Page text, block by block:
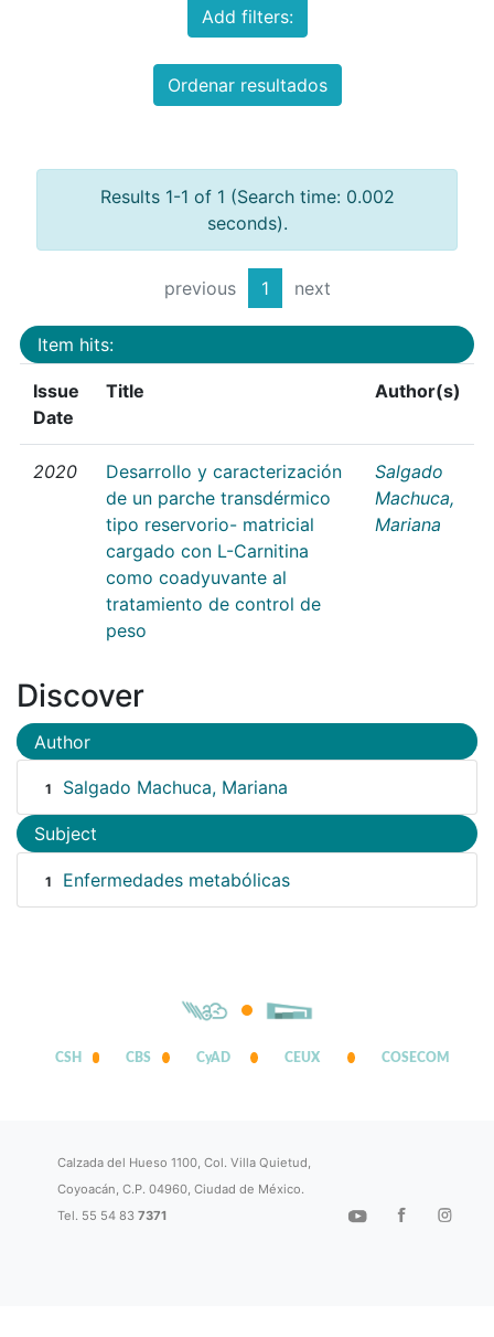
Add filters:
Ordenar resultados
Results 1-1 of 1 (Search time: 0.002
seconds).
previous 1 next
Item hits:
Issue
Date
Title Author(s)
2020
Desarrollo y caracterización
de un parche transdérmico
tipo reservorio- matricial
cargado con L-Carnitina
como coadyuvante al
tratamiento de control de
peso
Salgado
Machuca,
Mariana
Discover
Author
1 Salgado Machuca, Mariana
Subject
1 Enfermedades metabólicas
CSH CBS CyAD CEUX COSECOM
Calzada del Hueso 1100, Col. Villa Quietud,
Coyoacán, C.P. 04960, Ciudad de México.
Tel. 55 54 837371